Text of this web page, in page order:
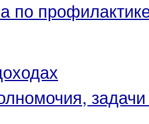
по